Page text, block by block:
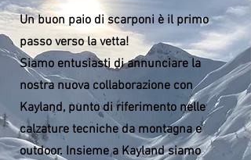
Un buon paio di scarponi è il primo
passo verso la vetta!
Siamo entusiasti di annunciare la
nostra nuova collaborazione con
Kayland, punto di riferimento nelle
calzature tecniche da montagna e
outdoor. Insieme a Kayland siamo